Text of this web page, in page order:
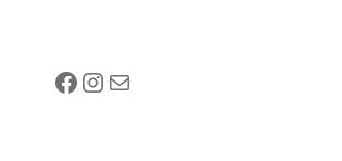
Facebook InstagramE-mail